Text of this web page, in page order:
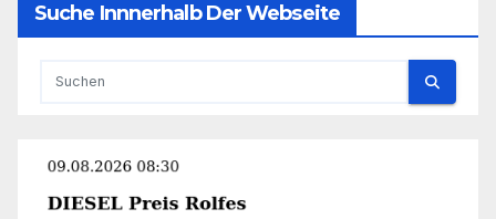
Suche Innnerhalb Der Webseite